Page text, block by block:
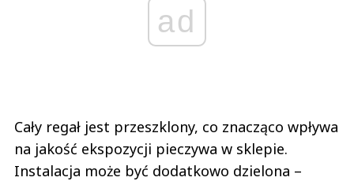
ad
Cały regał jest przeszklony, co znacząco wpływa
na jakość ekspozycji pieczywa w sklepie.
Instalacja może być dodatkowo dzielona –